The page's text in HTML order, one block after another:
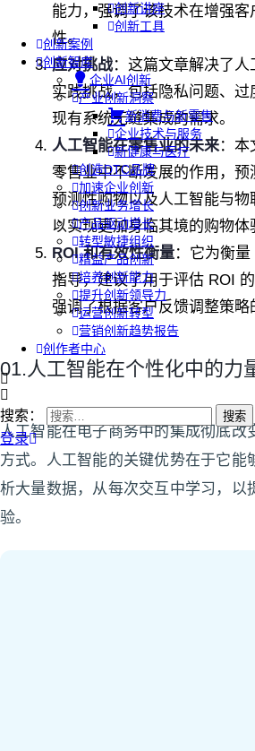
创新讲座
创新工具
创新案例
创新智库
企业AI创新
产业创新洞察
新消费与新零售
企业技术与服务
新健康与医疗
创造DTC品牌
加速企业创新
创新业务增长
产品驱动增长
转型敏捷组织
精益产品创新
培养创新能力
提升创新领导力
运营创新转型
营销创新趋势报告
创作者中心
搜索：
登录
能力，强调了该技术在增强
性。
应对挑战：这篇文章解决了
实践挑战，包括隐私问题、
现有系统无缝集成的需求。
人工智能在零售业的未来：本
零售业中不断发展的作用，预
预测性购物以及人工智能与物
以实现更加身临其境的购物体
ROI 和有效性衡量：它为衡
指导，建议了用于评估 ROI
强调了根据客户反馈调整策略
01.人工智能在个性化中的力
人工智能在电子商务中的集成彻底改
方式。人工智能的关键优势在于它能
析大量数据，从每次交互中学习，以
验。